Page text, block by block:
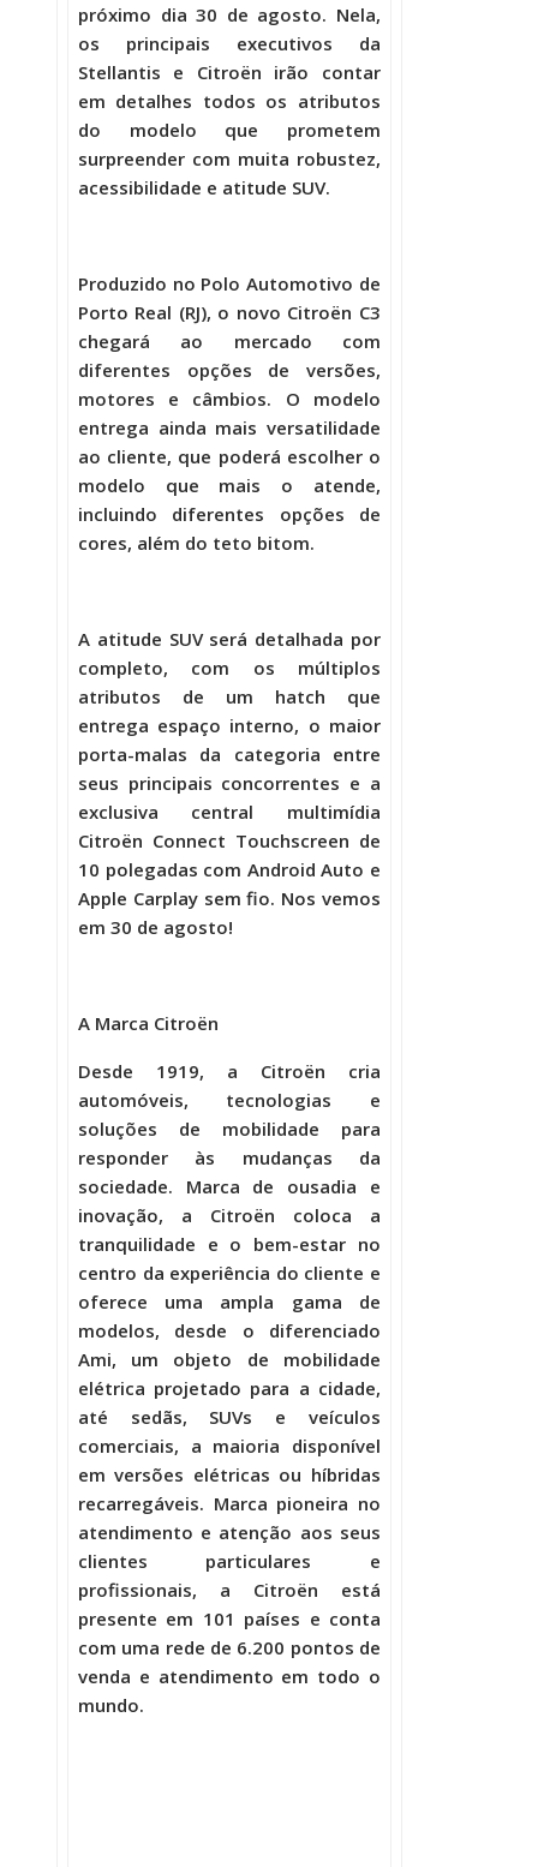
próximo dia 30 de agosto. Nela,
os principais executivos da
Stellantis e Citroën irão contar
em detalhes todos os atributos
do modelo que prometem
surpreender com muita robustez,
acessibilidade e atitude SUV.
Produzido no Polo Automotivo de
Porto Real (RJ), o novo Citroën C3
chegará ao mercado com
diferentes opções de versões,
motores e câmbios. O modelo
entrega ainda mais versatilidade
ao cliente, que poderá escolher o
modelo que mais o atende,
incluindo diferentes opções de
cores, além do teto bitom.
A atitude SUV será detalhada por
completo, com os múltiplos
atributos de um hatch que
entrega espaço interno, o maior
porta-malas da categoria entre
seus principais concorrentes e a
exclusiva central multimídia
Citroën Connect Touchscreen de
10 polegadas com Android Auto e
Apple Carplay sem fio. Nos vemos
em 30 de agosto!
A Marca Citroën
Desde 1919, a Citroën cria
automóveis, tecnologias e
soluções de mobilidade para
responder às mudanças da
sociedade. Marca de ousadia e
inovação, a Citroën coloca a
tranquilidade e o bem-estar no
centro da experiência do cliente e
oferece uma ampla gama de
modelos, desde o diferenciado
Ami, um objeto de mobilidade
elétrica projetado para a cidade,
até sedãs, SUVs e veículos
comerciais, a maioria disponível
em versões elétricas ou híbridas
recarregáveis. Marca pioneira no
atendimento e atenção aos seus
clientes particulares e
profissionais, a Citroën está
presente em 101 países e conta
com uma rede de 6.200 pontos de
venda e atendimento em todo o
mundo.